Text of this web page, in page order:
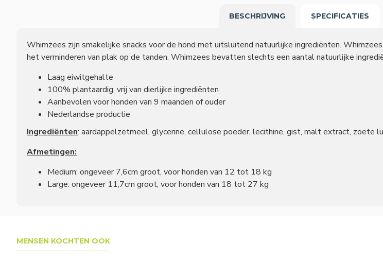
BESCHRIJVING SPECIFICATIES
Whimzees zijn smakelijke snacks voor de hond met uitsluitend natuurlijke ingrediënten.
het verminderen van plak op de tanden. Whimzees bevatten slechts een aantal natuurlijke
Laag eiwitgehalte
100% plantaardig, vrij van dierlijke ingrediënten
Aanbevolen voor honden van 9 maanden of ouder
Nederlandse productie
Ingrediënten: aardappelzetmeel, glycerine, cellulose poeder, lecithine, gist, malt extract, zoete
Afmetingen:
Medium: ongeveer 7,6cm groot, voor honden van 12 tot 18 kg
Large: ongeveer 11,7cm groot, voor honden van 18 tot 27 kg
MENSEN KOCHTEN OOK